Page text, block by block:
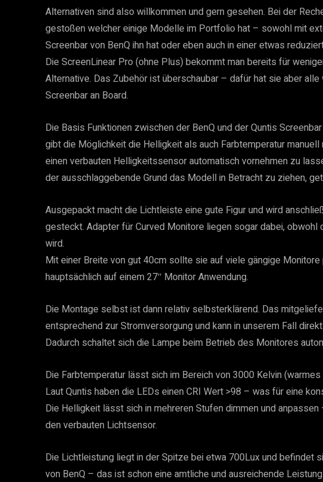
Alternativen sind also willkommen und gern gesehen. Bei der
gestoßen welcher einige Modelle im Portfolio hat – sowohl mit
Screenbar von BenQ ihn hat oder eben auch in einer etwas
Die ScreenLinear Pro (ohne Plus) bekommt man bereits für
Alternative. Das Zubehör ist überschaubar – dafür hat sie aber
Screenbar an Board.
Die Basis Funktionen zwischen der BenQ und der Quntis
gibt die Möglichkeit die Helligkeit als auch Farbtemperatur
einen verbauten Helligkeitssensor automatisch vornehmen zu
der ausschlaggebende Grund das Modell in Betracht zu ziehen,
Ausgepackt macht die Lichtleiste eine gute Figur und wird
gesteckt. Adapter für Curved Monitore liegen sogar dabei,
wird.
Mit einer Breite von gut 40cm sollte sie auf viele gängige
hauptsächlich auf einem 27″ Monitor Anwendung.
Die Montage selbst ist dann relativ selbsterklärend. Das
entsprechend zur Stromversorgung und kann in unserem Fall
Dadurch schaltet sich die Lampe beim Betrieb des Monitores
Die Farbtemperatur lässt sich im Bereich von 3000 Kelvin
Laut Quntis haben die LEDs einen CRI Wert >98 – was für eine
Die Helligkeit lässt sich in mehreren Stufen dimmen und
den verbauten Lichtsensor.
Die Lichtleistung liegt in der Spitze bei etwa 700Lux und befindet
von BenQ – das ist schon eine amtliche und ausreichende Leistung.